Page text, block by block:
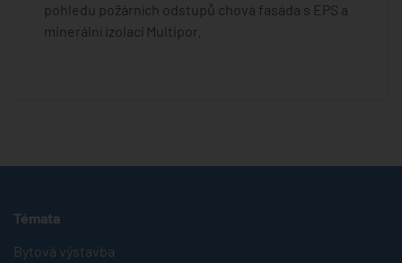
pohledu požárních odstupů chová fasáda s EPS a
minerální izolací Multipor.
Témata
Bytová výstavba